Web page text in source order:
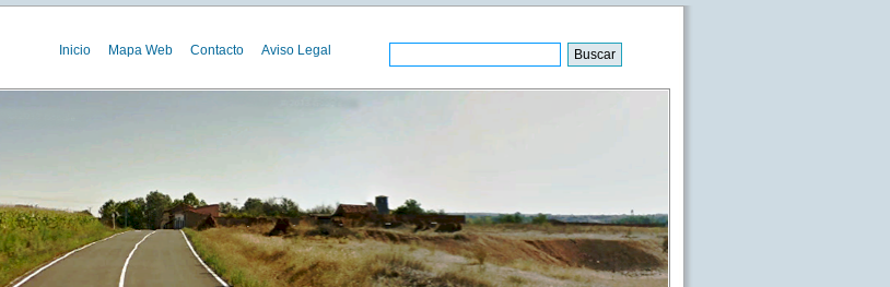
Inicio Mapa Web Contacto Aviso Legal